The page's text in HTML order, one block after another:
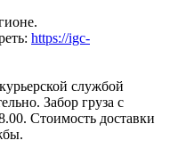
https://igc-
службой
Забор груза с
Стоимость доставки